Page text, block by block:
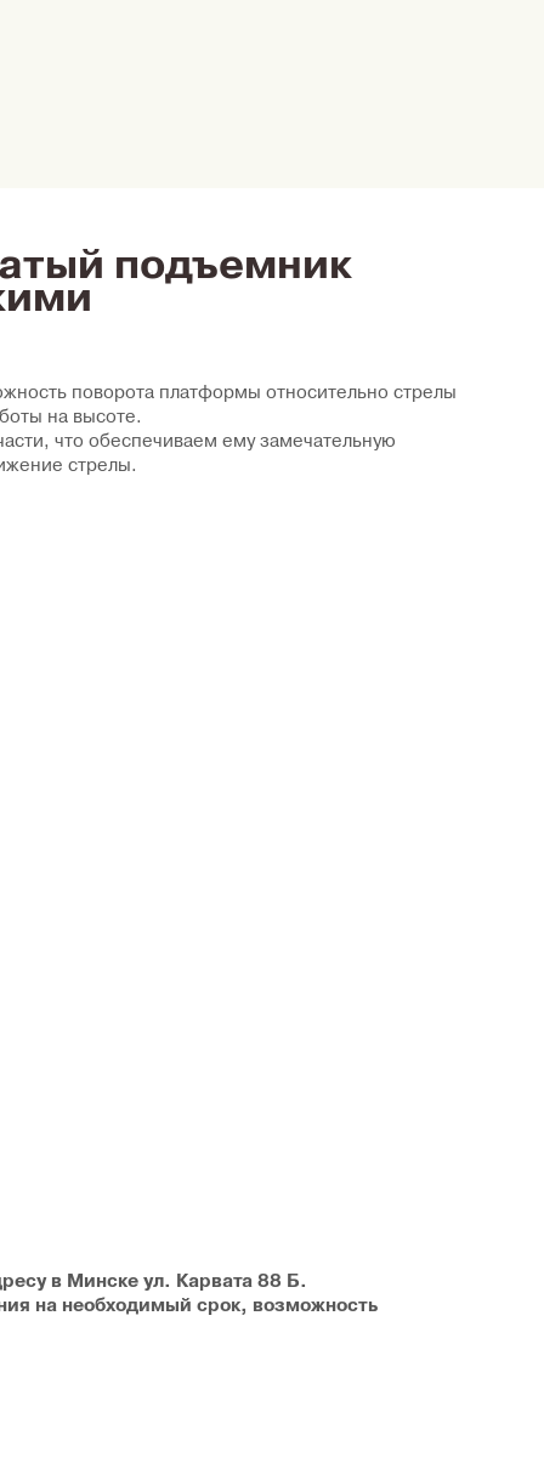
подъемник
поворота платформы относительно стрелы
на высоте.
что обеспечиваем ему замечательную
стрелы.
в Минске ул. Карвата 88 Б.
на необходимый срок, возможность